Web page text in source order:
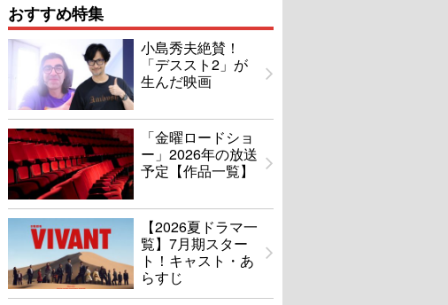
おすすめ特集
小島秀夫絶賛！
「デススト2」が
生んだ映画
「金曜ロードショ
ー」2026年の放送
予定【作品一覧】
【2026夏ドラマ一
覧】7月期スター
ト！キャスト・あ
らすじ